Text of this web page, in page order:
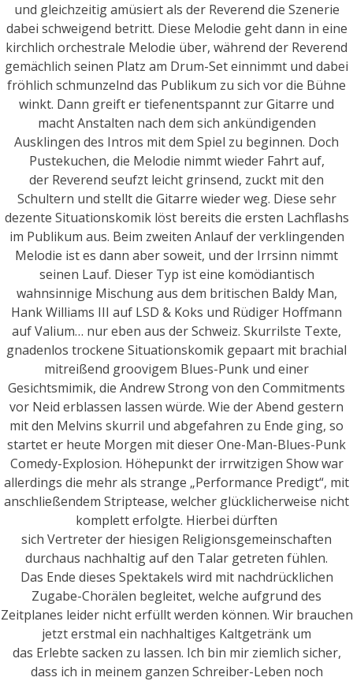
und gleichzeitig amüsiert als der Reverend die Szenerie
dabei schweigend betritt. Diese Melodie geht dann in eine
kirchlich orchestrale Melodie über, während der Reverend
gemächlich seinen Platz am Drum-Set einnimmt und dabei
fröhlich schmunzelnd das Publikum zu sich vor die Bühne
winkt. Dann greift er tiefenentspannt zur Gitarre und
macht Anstalten nach dem sich ankündigenden
Ausklingen des Intros mit dem Spiel zu beginnen. Doch
Pustekuchen, die Melodie nimmt wieder Fahrt auf,
der Reverend seufzt leicht grinsend, zuckt mit den
Schultern und stellt die Gitarre wieder weg. Diese sehr
dezente Situationskomik löst bereits die ersten Lachflashs
im Publikum aus. Beim zweiten Anlauf der verklingenden
Melodie ist es dann aber soweit, und der Irrsinn nimmt
seinen Lauf. Dieser Typ ist eine komödiantisch
wahnsinnige Mischung aus dem britischen Baldy Man,
Hank Williams III auf LSD & Koks und Rüdiger Hoffmann
auf Valium… nur eben aus der Schweiz. Skurrilste Texte,
gnadenlos trockene Situationskomik gepaart mit brachial
mitreißend groovigem Blues-Punk und einer
Gesichtsmimik, die Andrew Strong von den Commitments
vor Neid erblassen lassen würde. Wie der Abend gestern
mit den Melvins skurril und abgefahren zu Ende ging, so
startet er heute Morgen mit dieser One-Man-Blues-Punk
Comedy-Explosion. Höhepunkt der irrwitzigen Show war
allerdings die mehr als strange „Performance Predigt“, mit
anschließendem Striptease, welcher glücklicherweise nicht
komplett erfolgte. Hierbei dürften
sich Vertreter der hiesigen Religionsgemeinschaften
durchaus nachhaltig auf den Talar getreten fühlen.
Das Ende dieses Spektakels wird mit nachdrücklichen
Zugabe-Chorälen begleitet, welche aufgrund des
Zeitplanes leider nicht erfüllt werden können. Wir brauchen
jetzt erstmal ein nachhaltiges Kaltgetränk um
das Erlebte sacken zu lassen. Ich bin mir ziemlich sicher,
dass ich in meinem ganzen Schreiber-Leben noch